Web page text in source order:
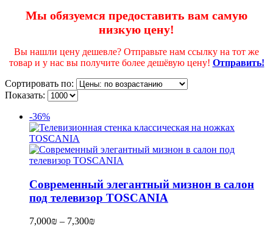
Мы обязуемся предоставить вам самую
низкую цену!
Вы нашли цену дешевле? Отправьте нам ссылку на тот же
товар и у нас вы получите более дешёвую цену! Отправить!
Сортировать по:
Показать:
-36%
Современный элегантный мизнон в салон
под телевизор TOSCANIA
7,000₪ – 7,300₪